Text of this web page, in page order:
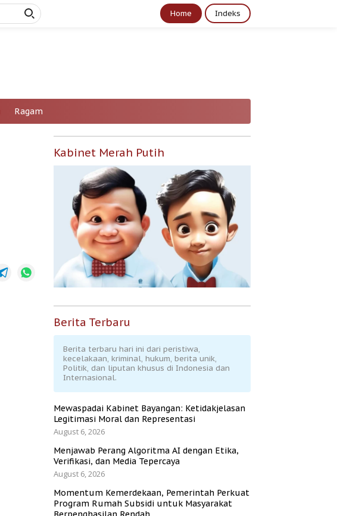
Home Indeks
Ragam
Kabinet Merah Putih
Berita Terbaru
Berita terbaru hari ini dari peristiwa,
kecelakaan, kriminal, hukum, berita unik,
Politik, dan liputan khusus di Indonesia dan
Internasional.
Mewaspadai Kabinet Bayangan: Ketidakjelasan
Legitimasi Moral dan Representasi
August 6, 2026
Menjawab Perang Algoritma AI dengan Etika,
Verifikasi, dan Media Tepercaya
August 6, 2026
Momentum Kemerdekaan, Pemerintah Perkuat
Program Rumah Subsidi untuk Masyarakat